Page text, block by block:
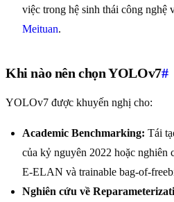
việc trong hệ sinh thái công nghệ
Meituan.
Khi nào nên chọn YOLOv7#
YOLOv7 được khuyến nghị cho:
Academic Benchmarking: Tái
của kỷ nguyên 2022 hoặc nghiên
E-ELAN và trainable bag-of-
Nghiên cứu về